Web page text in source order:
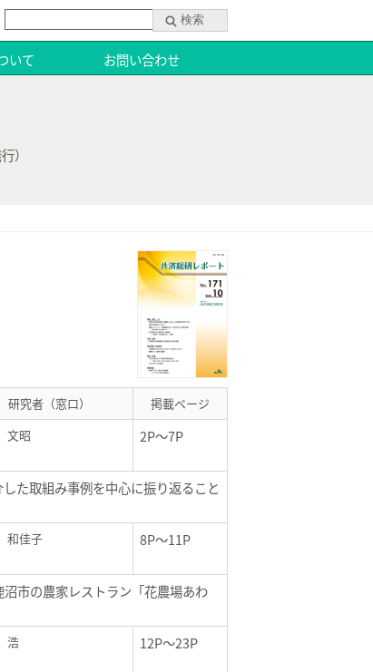
いて お問い合わせ
）
研究者（窓口）
掲載ページ
昭 2P～7P
た取組み事例を中心に振り返ること
佳子 8P～11P
市の農家レストラン「花農場あわ
浩 12P～23P